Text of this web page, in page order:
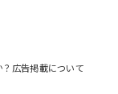
広告掲載について